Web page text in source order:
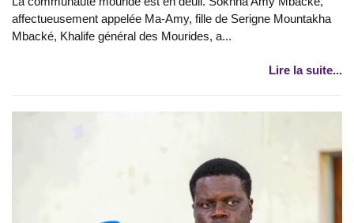
affectueusement appelée Ma-Amy, fille de Serigne Mountakha
Mbacké, Khalife général des Mourides, a...
Lire la suite...